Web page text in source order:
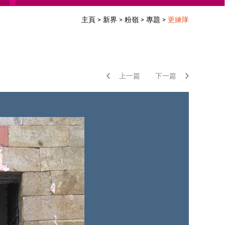
主頁 > 新界 > 粉嶺 > 專題 > 更練隊
下一篇
上一篇